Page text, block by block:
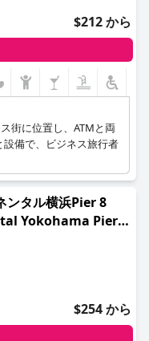
$212 から
街に位置し、ATMと両
備で、ビジネス旅行者
ンタル横浜Pier 8
Yokohama Pier 8
$254 から